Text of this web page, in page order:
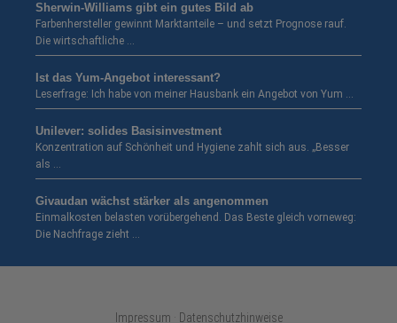
Sherwin-Williams gibt ein gutes Bild ab
Farbenhersteller gewinnt Marktanteile – und setzt Prognose rauf.
Die wirtschaftliche …
Ist das Yum-Angebot interessant?
Leserfrage: Ich habe von meiner Hausbank ein Angebot von Yum …
Unilever: solides Basisinvestment
Konzentration auf Schönheit und Hygiene zahlt sich aus. „Besser
als …
Givaudan wächst stärker als angenommen
Einmalkosten belasten vorübergehend. Das Beste gleich vorneweg:
Die Nachfrage zieht …
Impressum · Datenschutzhinweise